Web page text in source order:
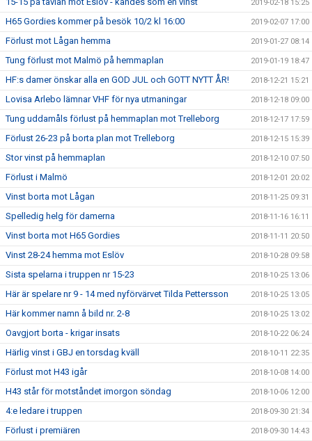
2019-02-18 15:25
H65 Gordies kommer på besök 10/2 kl 16:00 2019-02-07 17:00
Förlust mot Lågan hemma 2019-01-27 08:14
Tung förlust mot Malmö på hemmaplan 2019-01-19 18:47
HF:s damer önskar alla en GOD JUL och GOTT NYTT ÅR! 2018-12-21 15:21
Lovisa Arlebo lämnar VHF för nya utmaningar 2018-12-18 09:00
Tung uddamåls förlust på hemmaplan mot Trelleborg 2018-12-17 17:59
Förlust 26-23 på borta plan mot Trelleborg 2018-12-15 15:39
Stor vinst på hemmaplan 2018-12-10 07:50
Förlust i Malmö 2018-12-01 20:02
Vinst borta mot Lågan 2018-11-25 09:31
Spelledig helg för damerna 2018-11-16 16:11
Vinst borta mot H65 Gordies 2018-11-11 20:50
Vinst 28-24 hemma mot Eslöv 2018-10-28 09:58
Sista spelarna i truppen nr 15-23 2018-10-25 13:06
Här är spelare nr 9 - 14 med nyförvärvet Tilda Pettersson 2018-10-25 13:05
Här kommer namn å bild nr. 2-8 2018-10-25 13:02
Oavgjort borta - krigar insats 2018-10-22 06:24
Härlig vinst i GBJ en torsdag kväll 2018-10-11 22:35
Förlust mot H43 igår 2018-10-08 14:00
H43 står för motståndet imorgon söndag 2018-10-06 12:00
4:e ledare i truppen 2018-09-30 21:34
Förlust i premiären 2018-09-30 14:43